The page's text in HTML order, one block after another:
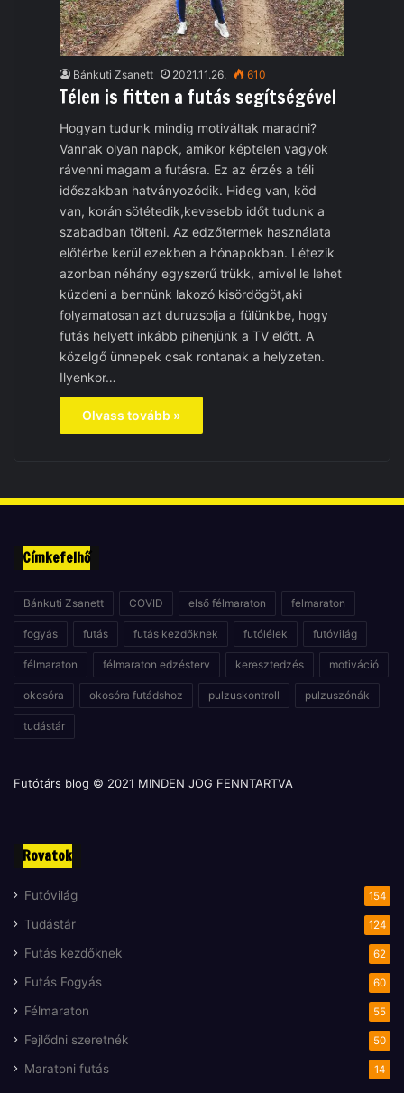
Bánkuti Zsanett 2021.11.26. 610
Télen is fitten a futás segítségével
Hogyan tudunk mindig motiváltak maradni?
Vannak olyan napok, amikor képtelen vagyok
rávenni magam a futásra. Ez az érzés a téli
időszakban hatványozódik. Hideg van, köd
van, korán sötétedik,kevesebb időt tudunk a
szabadban tölteni. Az edzőtermek használata
előtérbe kerül ezekben a hónapokban. Létezik
azonban néhány egyszerű trükk, amivel le lehet
küzdeni a bennünk lakozó kisördögöt,aki
folyamatosan azt duruzsolja a fülünkbe, hogy
futás helyett inkább pihenjünk a TV előtt. A
közelgő ünnepek csak rontanak a helyzeten.
Ilyenkor…
Olvass tovább »
Címkefelhő
Bánkuti Zsanett COVID első félmaraton felmaraton
fogyás futás futás kezdőknek futólélek futóvilág
félmaraton félmaraton edzésterv keresztedzés motiváció
okosóra okosóra futádshoz pulzuskontroll pulzuszónák
tudástár
Futótárs blog © 2021 MINDEN JOG FENNTARTVA
Rovatok
Futóvilág 154
Tudástár 124
Futás kezdőknek 62
Futás Fogyás 60
Félmaraton 55
Fejlődni szeretnék 50
Maratoni futás 14